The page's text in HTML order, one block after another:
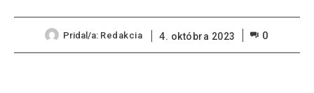
Pridal/a: Redakcia 4. októbra 2023 0